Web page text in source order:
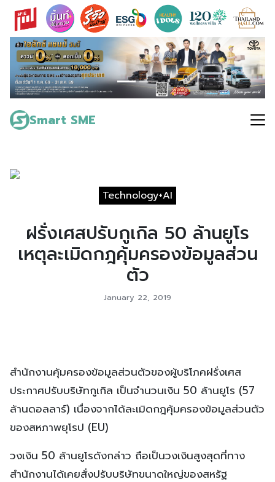
Skip
content
Smart SME
Search
for:
Technology+AI
ฝรั่งเศสปรับกูเกิล 50 ล้านยูโร
เหตุละเมิดกฎคุ้มครองข้อมูลส่วน
ตัว
January 22, 2019
สำนักงานคุ้มครองข้อมูลส่วนตัวของผู้บริโภคฝรั่งเศส
ประกาศปรับบริษัทกูเกิล เป็นจำนวนเงิน 50 ล้านยูโร (57
ล้านดอลลาร์) เนื่องจากได้ละเมิดกฎคุ้มครองข้อมูลส่วนตัว
ของสหภาพยุโรป (EU)
วงเงิน 50 ล้านยูโรดังกล่าว ถือเป็นวงเงินสูงสุดที่ทาง
สำนักงานได้เคยสั่งปรับบริษัทขนาดใหญ่ของสหรัฐ